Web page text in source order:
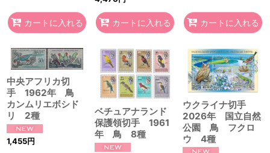
カートに入れる カートに入れる カートに入れる
中央アフリカ切
手 1962年 鳥
カンムリエボシド
リ 2種
1,455円
ベチュアナランド
保護領切手 1961
年 鳥 8種
ウクライナ切手
2026年 国立自然
公園 鳥 フクロ
ウ 4種